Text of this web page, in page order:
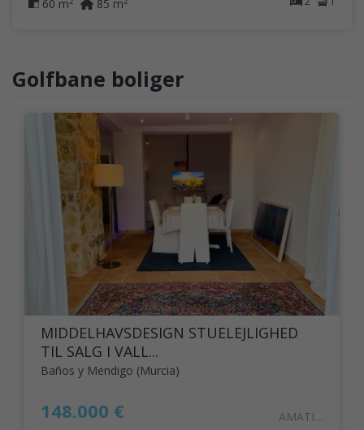
60 m 85 m
Golfbane boliger
MIDDELHAVSDESIGN STUELEJLIGHED
TIL SALG I VALL...
Baños y Mendigo (Murcia)
148.000 € AMATISTA16BAJO